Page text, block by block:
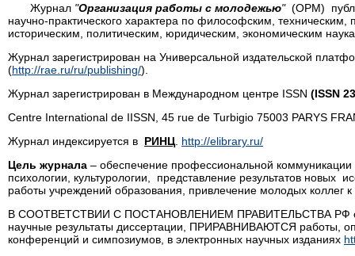
Журнал "Организация работы с молодежью" (ОРМ)
научно-практического характера по философским,
историческим, политическим, юридическим, экономическим
Журнал зарегистрирован на Универсальной издательской
(http://rae.ru/ru/publishing/).
Журнал зарегистрирован в Международном центре ISSN (ISSN
Centre International de IISSN, 45 rue de Turbigio 75003 PARYS
Журнал индексируется в РИНЦ http://elibrary.ru/
Цель журнала – обеспечение профессиональной
психологии, культурологии, представление результатов новых
работы учреждений образования, привлечение молодых коллег
В СООТВЕТСТВИИ С ПОСТАНОВЛЕНИЕМ ПРАВИТЕЛЬСТВА РФ от
научные результаты диссертации, ПРИРАВНИВАЮТСЯ работы,
конференций и симпозиумов, в электронных научных изданиях